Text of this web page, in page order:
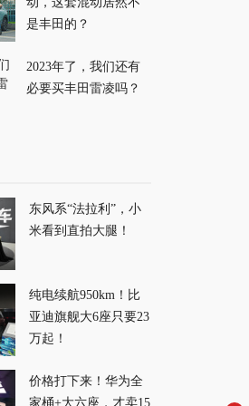
超大杯空间+闪充!秦
MAX要做15万级家用
是丰田的？
2023年了，我们还有
必要买丰田雷凌吗？
东风系“法拉利”，小
米看到直拍大腿！
纯电续航950km！比
亚迪旗舰大6座只要23
万起！
价格打下来！华为全
家桶+大六座，才卖15